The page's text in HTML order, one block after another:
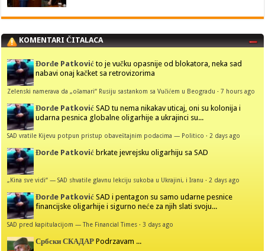
KOMENTARI ČITALACA
Đorđe Patković to je vučku opasnije od blokatora, neka sad
nabavi onaj kačket sa retrovizorima
Zelenski namerava da „ošamari“ Rusiju sastankom sa Vučićem u Beogradu ·7 hours ago
Đorđe Patković SAD tu nema nikakav uticaj, oni su kolonija i
udarna pesnica globalne oligarhije a ukrajinci su...
SAD vratile Kijevu potpun pristup obaveštajnim podacima — Politico · 2 days ago
Đorđe Patković brkate jevrejsku oligarhiju sa SAD
„Kina sve vidi“ — SAD shvatile glavnu lekciju sukoba u Ukrajini, i Iranu · 2 days ago
Đorđe Patković SAD i pentagon su samo udarne pesnice
financijske oligarhije i sigurno neće za njih slati svoju...
SAD pred kapitulacijom — The Financial Times ·3 days ago
Србски СКАДАР Podrzavam ...